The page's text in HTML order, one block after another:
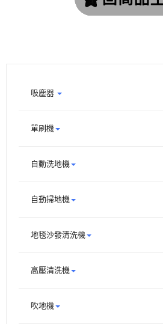
吸塵器
單刷機
自動洗地機
自動掃地機
地毯沙發清洗機
高壓清洗機
吹地機